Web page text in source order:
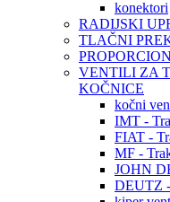
konektori
RADIJSKI
TLAČNI
VENTILI ZA
KOČNICE
kočni
IMT -
FIAT -
MF -
JOHN
DEUTZ